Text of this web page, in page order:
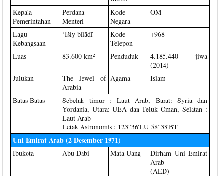
Kepala
Pemerintahan
Perdana
Menteri
Kode
Negara
OM
Lagu
Kebangsaan
‘Išiy bilādī
Kode
Telepon
+968
Luas 83.600 km² Penduduk
4.185.440 jiwa
(2014)
Julukan
The Jewel of
Arabia
Agama Islam
Batas-Batas
Sebelah timur : Laut Arab, Barat: Syria dan
Yordania, Utara: UEA dan Teluk Oman, Selatan :
Laut Arab
Letak Astronomis : 123°36′LU 58°33′BT
Uni Emirat Arab (2 Desember 1971)
Ibukota Abu Dabi Mata Uang
Dirham Uni Emirat
Arab
(AED)